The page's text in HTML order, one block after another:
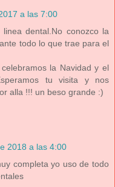
a las 7:00
dental.No conozco la
todo lo que trae para el
la Navidad y el
tu visita y nos
alla !!! un beso grande :)
2018 a las 4:00
completa yo uso de todo